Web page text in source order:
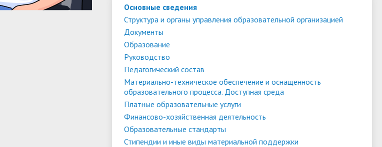
Основные сведения
Структура и органы управления образовательной организацией
Документы
Образование
Руководство
Педагогический состав
Материально-техническое обеспечение и оснащенность
образовательного процесса. Доступная среда
Платные образовательные услуги
Финансово-хозяйственная деятельность
Образовательные стандарты
Стипендии и иные виды материальной поддержки